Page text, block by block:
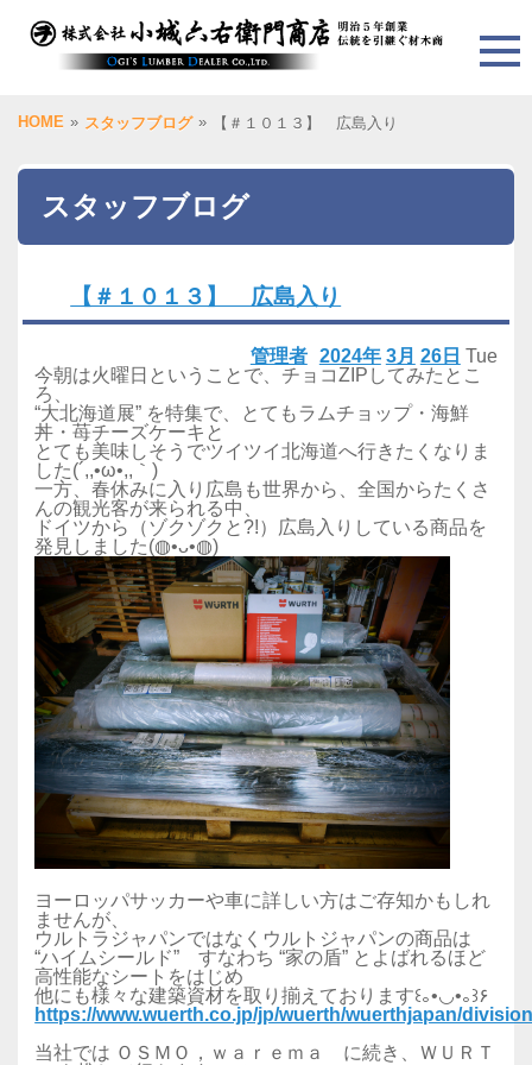
HOME » スタッフブログ » 【＃１０１３】 広島入り
スタッフブログ
【＃１０１３】 広島入り
2024年 3月 26日 Tue
管理者
今朝は火曜日ということで、チョコZIPしてみたとこ
ろ、
“大北海道展” を特集で、とてもラムチョップ・海鮮
丼・苺チーズケーキと
とても美味しそうでツイツイ北海道へ行きたくなりま
した(´,,•ω•,,｀)
一方、春休みに入り広島も世界から、全国からたくさ
んの観光客が来られる中、
ドイツから（ゾクゾクと?!）広島入りしている商品を
発見しました(◍•ᴗ•◍)
ヨーロッパサッカーや車に詳しい方はご存知かもしれ
ませんが、
ウルトラジャパンではなくウルトジャパンの商品は
“ハイムシールド” すなわち “家の盾” とよばれるほど
高性能なシートをはじめ
他にも様々な建築資材を取り揃えております꒰｡•◡•｡꒱۶
https://www.wuerth.co.jp/jp/wuerth/wuerthjapan/
当社では ＯＳＭＯ，ｗａｒｅｍａ に続き、ＷＵＲＴ